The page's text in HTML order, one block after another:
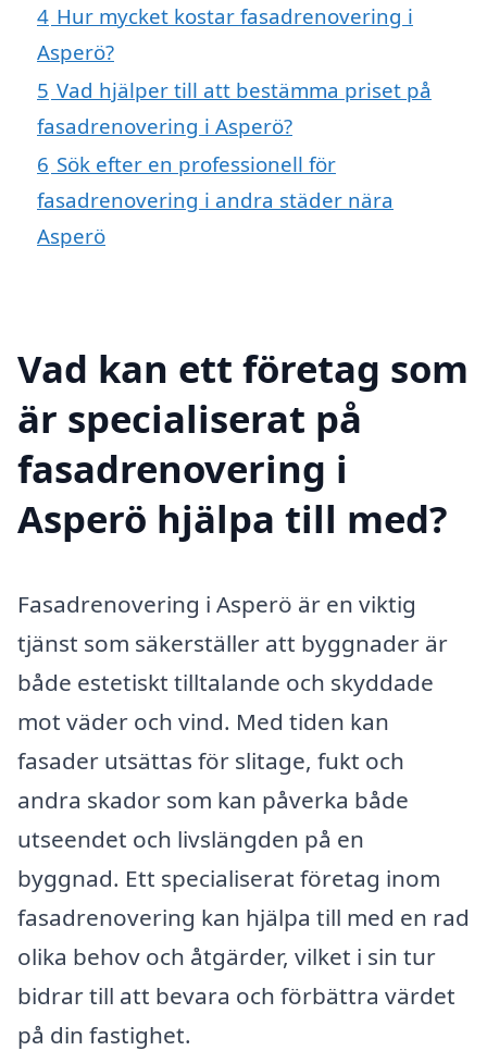
4 Hur mycket kostar fasadrenovering i
Asperö?
5 Vad hjälper till att bestämma priset på
fasadrenovering i Asperö?
6 Sök efter en professionell för
fasadrenovering i andra städer nära
Asperö
Vad kan ett företag som
är specialiserat på
fasadrenovering i
Asperö hjälpa till med?
Fasadrenovering i Asperö är en viktig
tjänst som säkerställer att byggnader är
både estetiskt tilltalande och skyddade
mot väder och vind. Med tiden kan
fasader utsättas för slitage, fukt och
andra skador som kan påverka både
utseendet och livslängden på en
byggnad. Ett specialiserat företag inom
fasadrenovering kan hjälpa till med en rad
olika behov och åtgärder, vilket i sin tur
bidrar till att bevara och förbättra värdet
på din fastighet.